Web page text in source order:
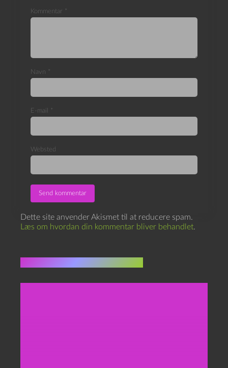
Kommentar *
Navn *
E-mail *
Websted
Dette site anvender Akismet til at reducere spam.
Læs om hvordan din kommentar bliver behandlet.